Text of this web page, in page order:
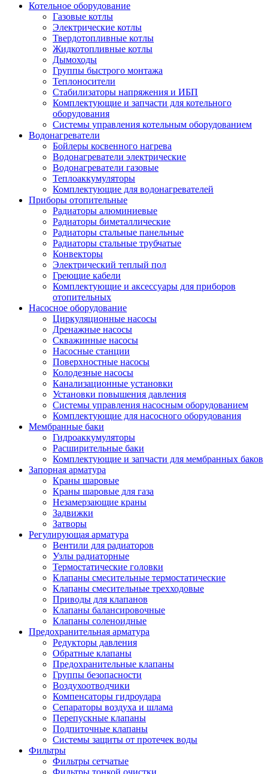
Котельное оборудование
Газовые котлы
Электрические котлы
Твердотопливные котлы
Жидкотопливные котлы
Дымоходы
Группы быстрого монтажа
Теплоносители
Стабилизаторы напряжения и ИБП
Комплектующие и запчасти для котельного
оборудования
Системы управления котельным оборудованием
Водонагреватели
Бойлеры косвенного нагрева
Водонагреватели электрические
Водонагреватели газовые
Теплоаккумуляторы
Комплектующие для водонагревателей
Приборы отопительные
Радиаторы алюминиевые
Радиаторы биметаллические
Радиаторы стальные панельные
Радиаторы стальные трубчатые
Конвекторы
Электрический теплый пол
Греющие кабели
Комплектующие и аксессуары для приборов
отопительных
Насосное оборудование
Циркуляционные насосы
Дренажные насосы
Скважинные насосы
Насосные станции
Поверхностные насосы
Колодезные насосы
Канализационные установки
Установки повышения давления
Системы управления насосным оборудованием
Комплектующие для насосного оборудования
Мембранные баки
Гидроаккумуляторы
Расширительные баки
Комплектующие и запчасти для мембранных баков
Запорная арматура
Краны шаровые
Краны шаровые для газа
Незамерзающие краны
Задвижки
Затворы
Регулирующая арматура
Вентили для радиаторов
Узлы радиаторные
Термостатические головки
Клапаны смесительные термостатические
Клапаны смесительные трехходовые
Приводы для клапанов
Клапаны балансировочные
Клапаны соленоидные
Предохранительная арматура
Редукторы давления
Обратные клапаны
Предохранительные клапаны
Группы безопасности
Воздухоотводчики
Компенсаторы гидроудара
Сепараторы воздуха и шлама
Перепускные клапаны
Подпиточные клапаны
Системы защиты от протечек воды
Фильтры
Фильтры сетчатые